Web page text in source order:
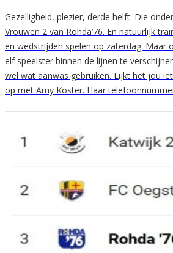
Gezelligheid, plezier, derde helft. Die
Vrouwen 2 van Rohda’76. En natuurlijk
en wedstrijden spelen op zaterdag. Maar
elf speelster binnen de lijnen te
wel wat aanwas gebruiken. Lijkt het jou
op met Amy Koster. Haar